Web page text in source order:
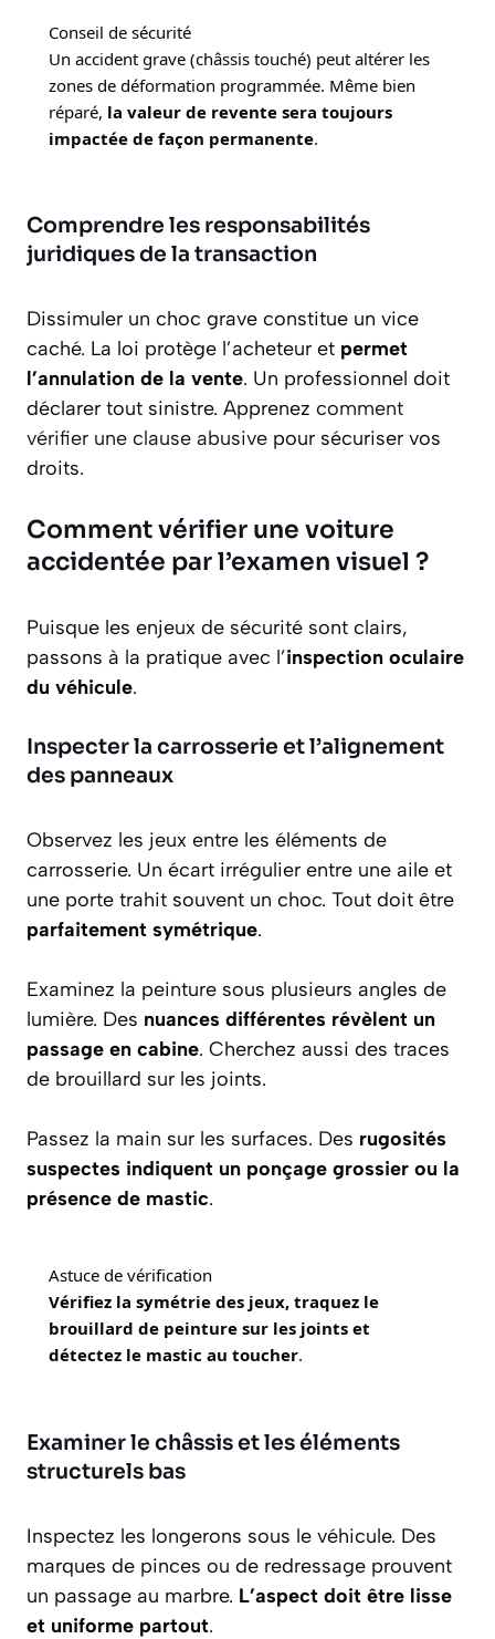
Conseil de sécurité
Un accident grave (châssis touché) peut altérer les
zones de déformation programmée. Même bien
réparé, la valeur de revente sera toujours
impactée de façon permanente.
Comprendre les responsabilités
juridiques de la transaction
Dissimuler un choc grave constitue un vice
caché. La loi protège l’acheteur et permet
l’annulation de la vente. Un professionnel doit
déclarer tout sinistre. Apprenez comment
vérifier une clause abusive pour sécuriser vos
droits.
Comment vérifier une voiture
accidentée par l’examen visuel ?
Puisque les enjeux de sécurité sont clairs,
passons à la pratique avec l’inspection oculaire
du véhicule.
Inspecter la carrosserie et l’alignement
des panneaux
Observez les jeux entre les éléments de
carrosserie. Un écart irrégulier entre une aile et
une porte trahit souvent un choc. Tout doit être
parfaitement symétrique.
Examinez la peinture sous plusieurs angles de
lumière. Des nuances différentes révèlent un
passage en cabine. Cherchez aussi des traces
de brouillard sur les joints.
Passez la main sur les surfaces. Des rugosités
suspectes indiquent un ponçage grossier ou la
présence de mastic.
Astuce de vérification
Vérifiez la symétrie des jeux, traquez le
brouillard de peinture sur les joints et
détectez le mastic au toucher.
Examiner le châssis et les éléments
structurels bas
Inspectez les longerons sous le véhicule. Des
marques de pinces ou de redressage prouvent
un passage au marbre. L’aspect doit être lisse
et uniforme partout.